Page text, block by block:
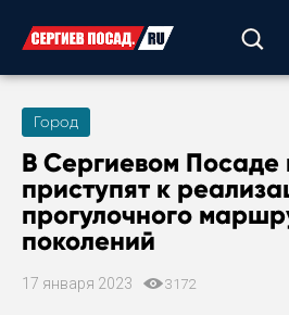
Город
В Сергиевом Посаде
приступят к
прогулочного
поколений
17 января 2023 3172